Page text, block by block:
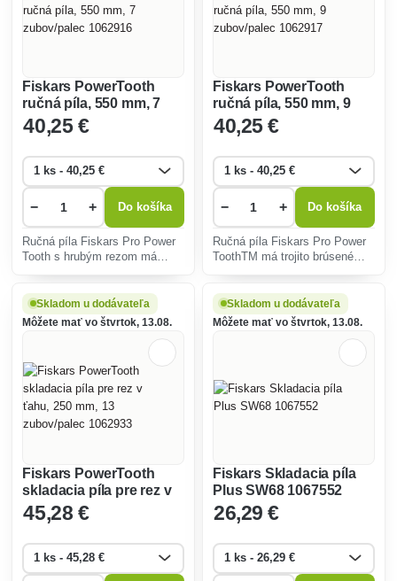
Fiskars PowerTooth
ručná píla, 550 mm, 7
zubov/palec 1062916
40,25 €
− + Do košíka
Ručná píla Fiskars Pro Power
Tooth s hrubým rezom má
Fiskars PowerTooth
ručná píla, 550 mm, 9
zubov/palec 1062917
40,25 €
− + Do košíka
Ručná píla Fiskars Pro Power
ToothTM má trojito brúsené
Skladom u dodávateľa
Môžete mať vo štvrtok, 13.08.
Fiskars PowerTooth
skladacia píla pre rez v
ťahu, 250 mm, 13
zubov/palec 1062933
45,28 €
Skladom u dodávateľa
Môžete mať vo štvrtok, 13.08.
Fiskars Skladacia píla
Plus SW68 1067552
26,29 €